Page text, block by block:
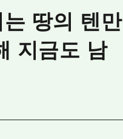
땅의 텐만
지금도 남